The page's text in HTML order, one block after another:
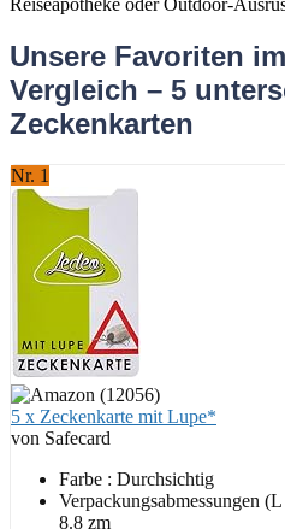
Unsere Favoriten
Vergleich – 5
Zeckenkarten
Nr. 1
5 x Zeckenkarte mit Lupe*
von Safecard
Farbe : Durchsichtig
Verpackungsabmessungen
8.8 zm